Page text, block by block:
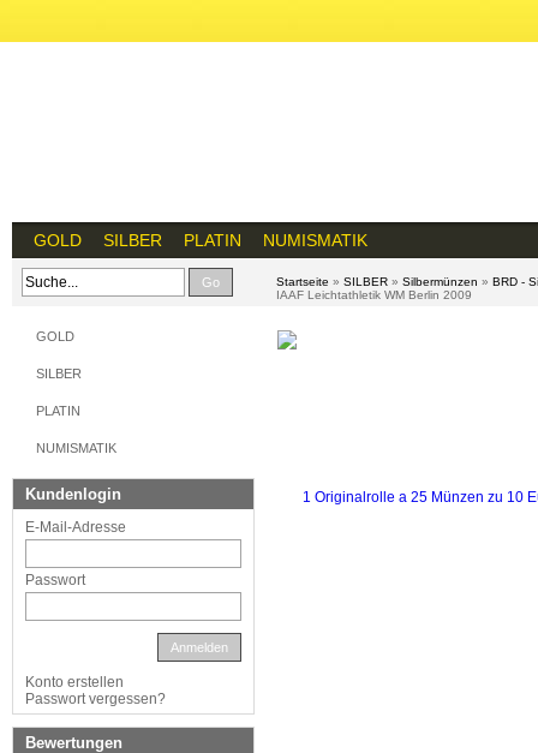
GOLD SILBER PLATIN NUMISMATIK
Go Startseite » SILBER » Silbermünzen » BRD -
IAAF Leichtathletik WM Berlin 2009
GOLD
SILBER
PLATIN
NUMISMATIK
Kundenlogin
E-Mail-Adresse
Passwort
Anmelden
Konto erstellen
Passwort vergessen?
Bewertungen